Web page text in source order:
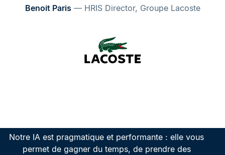
Benoit Paris — HRIS Director, Groupe Lacoste
Notre IA est pragmatique et performante : elle vous
permet de gagner du temps, de prendre des